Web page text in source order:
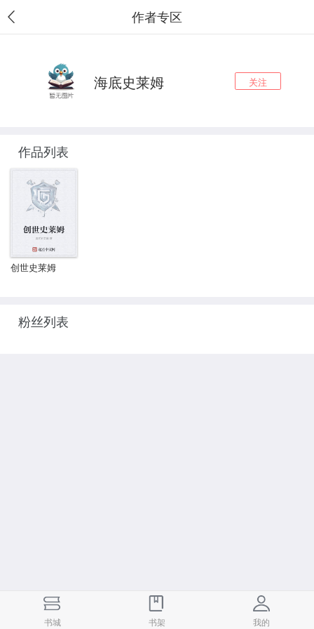
书城 书架 我的
作者专区
海底史莱姆 关注
作品列表
创世史莱姆
粉丝列表
书城 书架 我的